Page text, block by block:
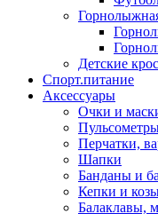
Детские
Спорт.питание
Аксессуары
Очки и
Перчатки,
Шапки
Банданы и
Кепки и
Балаклавы,